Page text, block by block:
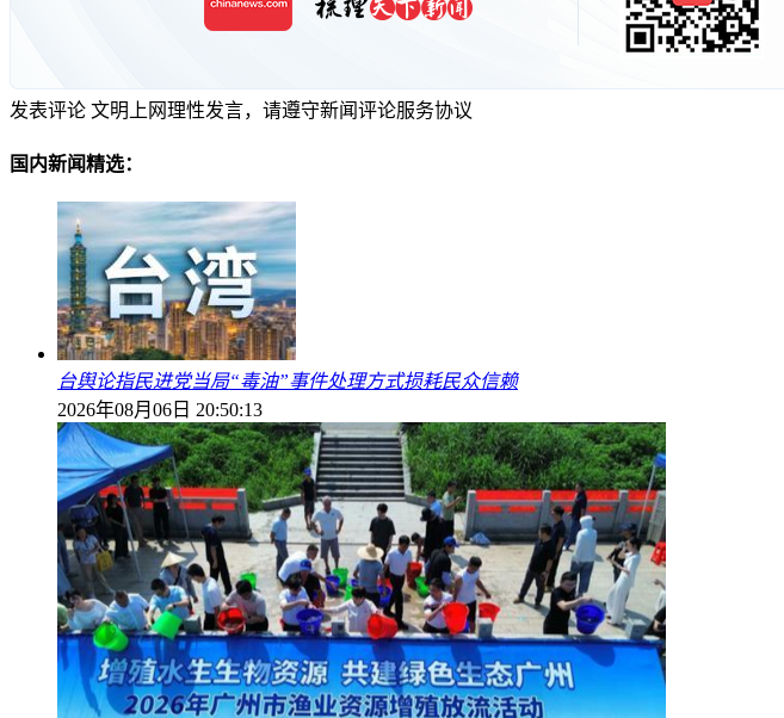
发表评论 文明上网理性发言，请遵守新闻评论服务协议
国内新闻精选：
台舆论指民进党当局“毒油”事件处理方式损耗民众信赖
2026年08月06日 20:50:13